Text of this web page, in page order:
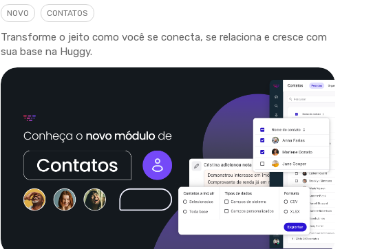
NOVO CONTATOS
Transforme o jeito como você se conecta, se relaciona e cresce com
sua base na Huggy.